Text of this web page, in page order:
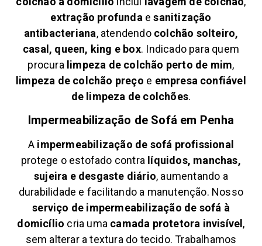
extração profunda esanitização
antibacteriana, atendendo colchão solteiro,
casal, queen, king e box. Indicado para quem
procura limpeza de colchão perto de mim,
limpeza de colchão preço e empresa confiável
de limpeza de colchões.
Impermeabilização de Sofá em Penha
A impermeabilização de sofá profissional
protege o estofado contra líquidos, manchas,
sujeira e desgaste diário, aumentando a
durabilidade e facilitando a manutenção. Nosso
serviço de impermeabilização de sofá à
domicílio cria uma camada protetora invisível,
sem alterar a textura do tecido. Trabalhamos